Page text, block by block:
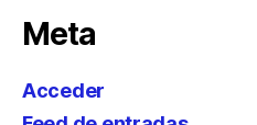
Meta
Acceder